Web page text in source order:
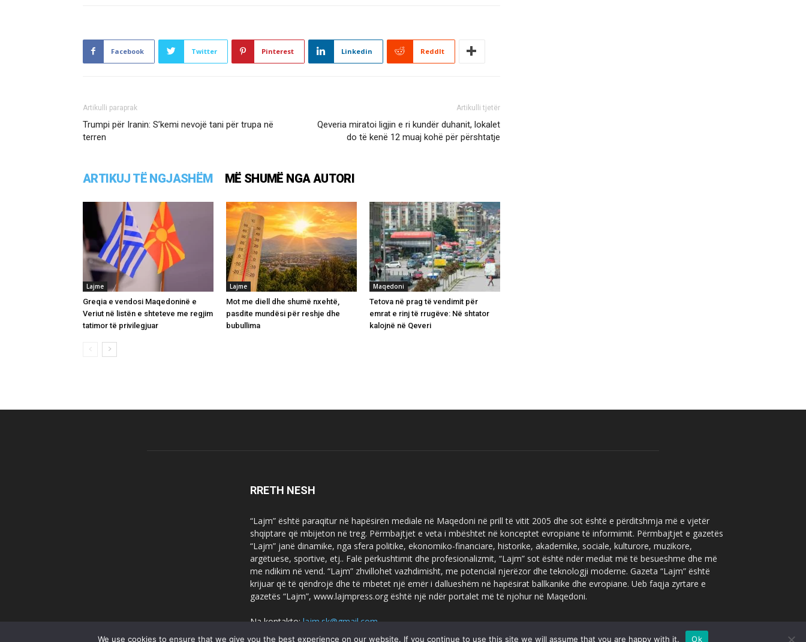
Facebook Twitter Pinterest Linkedin ReddIt
Artikulli paraprak
Trumpi për Iranin: S’kemi nevojë tani për trupa në
terren
Artikulli tjetër
Qeveria miratoi ligjin e ri kundër duhanit, lokalet
do të kenë 12 muaj kohë për përshtatje
ARTIKUJ TË NGJASHËM MË SHUMË NGA AUTORI
Lajme
Greqia e vendosi Maqedoninë e
Veriut në listën e shteteve me regjim
tatimor të privilegjuar
Lajme
Mot me diell dhe shumë nxehtë,
pasdite mundësi për reshje dhe
bubullima
Maqedoni
Tetova në prag të vendimit për
emrat e rinj të rrugëve: Në shtator
kalojnë në Qeveri
RRETH NESH
“Lajm” është paraqitur në hapësirën mediale në Maqedoni në prill të vitit 2005 dhe sot është e përditshmja më e vjetër
shqiptare që mbijeton në treg. Përmbajtjet e veta i mbështet në konceptet evropiane të informimit. Përmbajtjet e gazetës
“Lajm” janë dinamike, nga sfera politike, ekonomiko-financiare, historike, akademike, sociale, kulturore, muzikore,
argëtuese, sportive, etj.. Falë përkushtimit dhe profesionalizmit, “Lajm” sot është ndër mediat më të besueshme dhe më
me ndikim në vend. “Lajm” zhvillohet vazhdimisht, me potencial njerëzor dhe teknologji moderne. Gazeta “Lajm” është
krijuar që të qëndrojë dhe të mbetet një emër i dallueshëm në hapësirat ballkanike dhe evropiane. Ueb faqja zyrtare e
gazetës “Lajm”, www.lajmpress.org është një ndër portalet më të njohur në Maqedoni.
Na kontakto:lajm.sk@gmail.com
We use cookies to ensure that we give you the best experience on our website. If you continue to use this site we will assume that you are happy with it. Ok